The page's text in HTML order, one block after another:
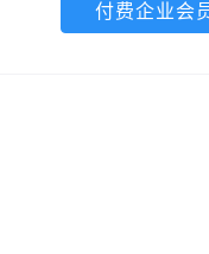
付费企业会